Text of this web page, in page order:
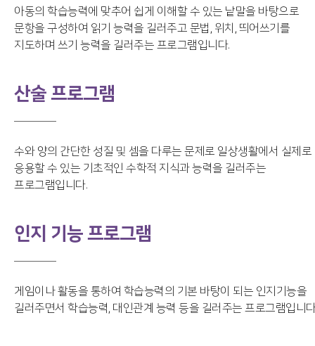
아동의 학습능력에 맞추어 쉽게 이해할 수 있는 낱말을 바탕으로
문항을 구성하여 읽기 능력을 길러주고 문법, 위치, 띄어쓰기를
지도하며 쓰기 능력을 길러주는 프로그램입니다.
산술 프로그램
수와 양의 간단한 성질 및 셈을 다루는 문제로 일상생활에서 실제로
응용할 수 있는 기초적인 수학적 지식과 능력을 길러주는
프로그램입니다.
인지 기능 프로그램
게임이나 활동을 통하여 학습능력의 기본 바탕이 되는 인지기능을
길러주면서 학습능력, 대인관계 능력 등을 길러주는 프로그램입니